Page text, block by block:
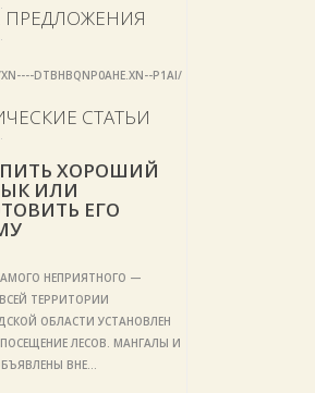
ПРЕДЛОЖЕНИЯ
СТАТЬИ
ХОРОШИЙ
ИЛИ
ЕГО
НЕПРИЯТНОГО —
ТЕРРИТОРИИ
ОБЛАСТИ УСТАНОВЛЕН
ЛЕСОВ. МАНГАЛЫ И
ВНЕ…